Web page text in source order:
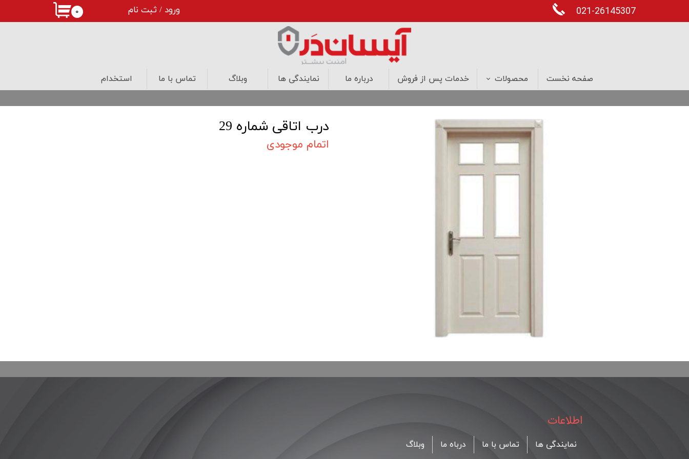
صفحه نخست محصولات
درب های ضد سرقت درب های اتاقی درب های ضد حریق
درب های لابی
پنجره
طراحی داخلی
خدمات پس از فروش درباره ما نمایندگی ها وبلاگ تماس با ما استخدام
021-26145307 ورود / ثبت نام
خروج از حساب کاربری
۰
درب اتاقی شماره 29
اتمام موجودی
نمایندگی ها تماس با ما درباه ما وبلاگ
اطلاعات